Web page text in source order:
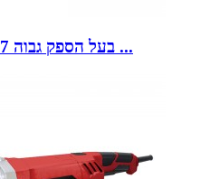
משתנה AG9107 בעל הספק גבוה ...